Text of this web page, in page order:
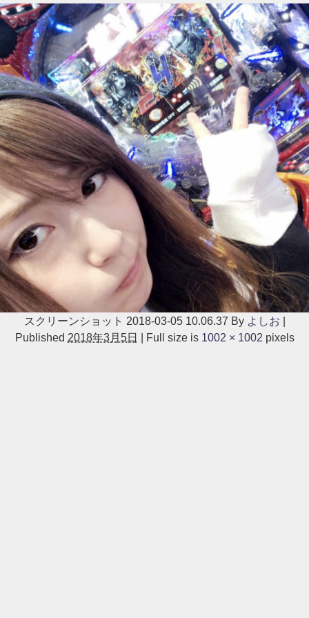
スクリーンショット 2018-03-05 10.06.37 By よしお
Published 2018年3月5日 Full size is 1002 × 1002 pixels